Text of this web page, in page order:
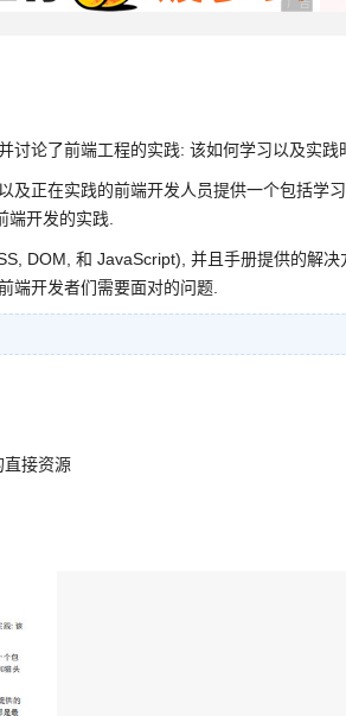
，理性选择 广告 商业
论了前端工程的实践: 该如何学习以及实践
及正在实践的前端开发人员提供一个包括学
开发的实践.
DOM, 和 JavaScript), 并且手册提供的解
端开发者们需要面对的问题.
直接资源